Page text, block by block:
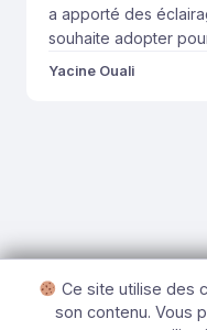
a apporté des
souhaite adopter
mouvements que
Yacine Ouali
Ce site utilise des
son contenu. Vous